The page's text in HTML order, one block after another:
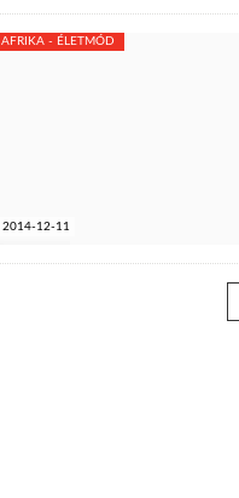
2014-12-11
AFRIKA - ÉLETMÓD